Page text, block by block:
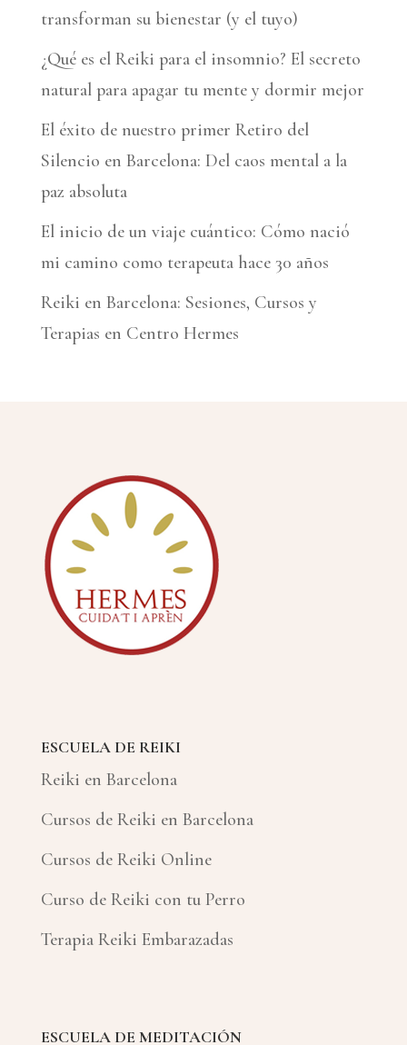
transforman su bienestar (y el tuyo)
¿Qué es el Reiki para el insomnio? El secreto
natural para apagar tu mente y dormir mejor
El éxito de nuestro primer Retiro del
Silencio en Barcelona: Del caos mental a la
paz absoluta
El inicio de un viaje cuántico: Cómo nació
mi camino como terapeuta hace 30 años
Reiki en Barcelona: Sesiones, Cursos y
Terapias en Centro Hermes
ESCUELA DE REIKI
Reiki en Barcelona
Cursos de Reiki en Barcelona
Cursos de Reiki Online
Curso de Reiki con tu Perro
Terapia Reiki Embarazadas
ESCUELA DE MEDITACIÓN